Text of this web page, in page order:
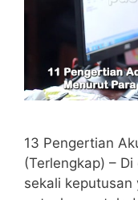
13 Pengertian
(Terlengkap) –
sekali